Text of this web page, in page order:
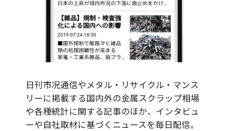
日刊市况通信やメタル・リサイクル・マンス
リーに掲載する国内外の金属スクラップ相場
や各種統計に関する記事のほか、インタビュ
ーや自社取材に基づくニュースを毎日配信。